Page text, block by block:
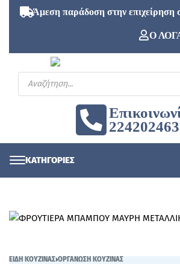
Άμεση παράδοση στην επιχείρηση
Ο
ΕΙΔΗ ΚΟΥΖΙΝΑΣ›ΟΡΓΑΝΩΣΗ ΚΟΥΖΙΝΑΣ